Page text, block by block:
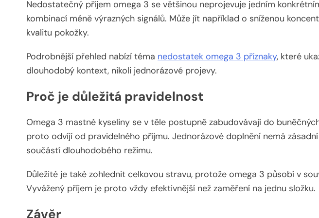
Nedostatečný příjem omega 3 se většinou neprojevuje jedním
kombinací méně výrazných signálů. Může jít například o sníženou
kvalitu pokožky.
Podrobnější přehled nabízí téma nedostatek omega 3 příznaky, které
dlouhodobý kontext, nikoli jednorázové projevy.
Proč je důležitá pravidelnost
Omega 3 mastné kyseliny se v těle postupně zabudovávají do
proto odvíjí od pravidelného příjmu. Jednorázové doplnění nemá
součástí dlouhodobého režimu.
Důležité je také zohlednit celkovou stravu, protože omega 3 působí v
Vyvážený příjem je proto vždy efektivnější než zaměření na jednu složku.
Závěr